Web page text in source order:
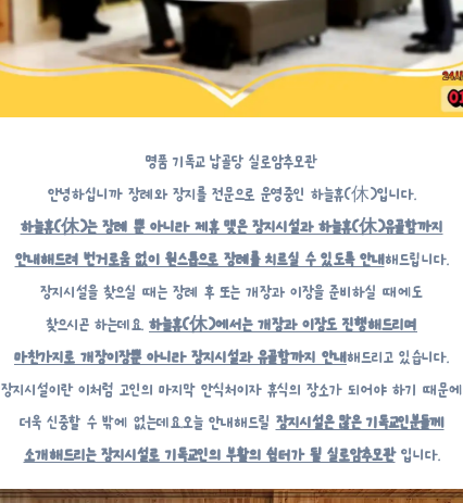
명품 기독교 납골당 실로암추모관
안녕하십니까 장례와 장지를 전문으로 운영중인 하늘휴(休)입니다.
하늘휴(休)는 장례 뿐 아니라 제휴 맺은 장지시설과 하늘휴(休)유골함까지
안내해드려 번거로움 없이 원스톱으로 장례를 치르실 수 있도록 안내해드립니다.
장지시설을 찾으실 때는 장례 후 또는 개장과 이장을 준비하실 때에도
찾으시곤 하는데요. 하늘휴(休)에서는 개장과 이장도 진행해드리며
마찬가지로 개장이장뿐 아니라 장지시설과 유골함까지 안내해드리고 있습니다.
장지시설이란 이처럼 고인의 마지막 안식처이자 휴식의 장소가 되어야 하기 때문에
더욱 신중할 수 밖에 없는데요.오늘 안내해드릴 장지시설은 많은 기독교인분들께
소개해드리는 장지시설로 기독교인의 부활의 쉼터가 될 실로암추모관입니다.